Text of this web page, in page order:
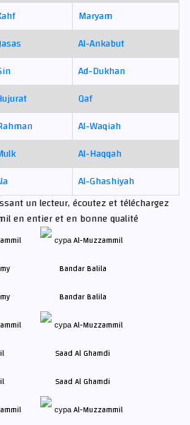
Maryam
Al-Ankabut
Ad-Dukhan
Qaf
Al-Waqiah
Al-Haqqah
Al-Ghashiyah
un lecteur, écoutez et téléchargez
en entier et en bonne qualité
Bandar Balila
Saad Al Ghamdi